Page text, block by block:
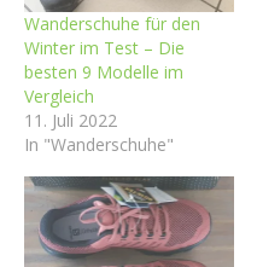
Wanderschuhe für den
Winter im Test – Die
besten 9 Modelle im
Vergleich
11. Juli 2022
In "Wanderschuhe"